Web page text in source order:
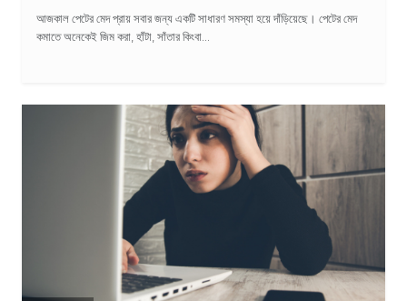
আজকাল পেটের মেদ প্রায় সবার জন্য একটি সাধারণ সমস্যা হয়ে দাঁড়িয়েছে। পেটের মেদ
কমাতে অনেকেই জিম করা, হাঁটা, সাঁতার কিংবা...